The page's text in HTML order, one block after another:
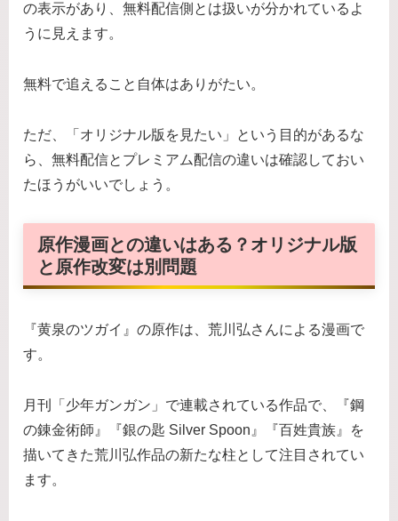
の表示があり、無料配信側とは扱いが分かれているよ
うに見えます。
無料で追えること自体はありがたい。
ただ、「オリジナル版を見たい」という目的があるな
ら、無料配信とプレミアム配信の違いは確認しておい
たほうがいいでしょう。
原作漫画との違いはある？オリジナル版
と原作改変は別問題
『黄泉のツガイ』の原作は、荒川弘さんによる漫画で
す。
月刊「少年ガンガン」で連載されている作品で、『鋼
の錬金術師』『銀の匙 Silver Spoon』『百姓貴族』を
描いてきた荒川弘作品の新たな柱として注目されてい
ます。